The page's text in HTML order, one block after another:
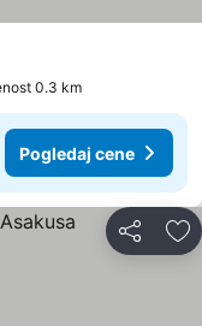
0.3 km
Pogledaj cene
Deli